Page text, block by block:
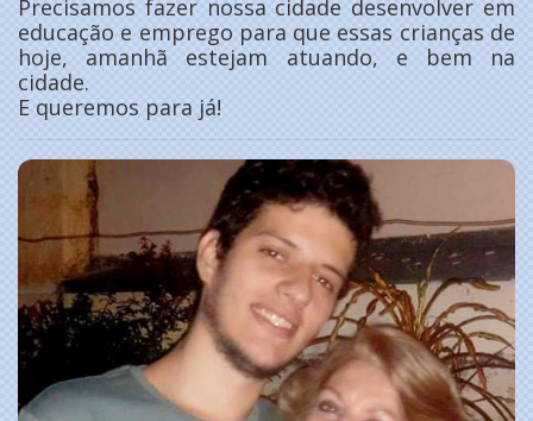
Precisamos fazer nossa cidade desenvolver em
educação e emprego para que essas crianças de
hoje, amanhã estejam atuando, e bem na
cidade.
E queremos para já!